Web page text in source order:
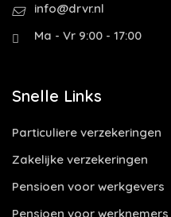
info@drvr.nl
Ma - Vr 9:00 - 17:00
Snelle Links
Particuliere verzekeringen
Zakelijke verzekeringen
Pensioen voor werkgevers
Pensioen voor werknemers